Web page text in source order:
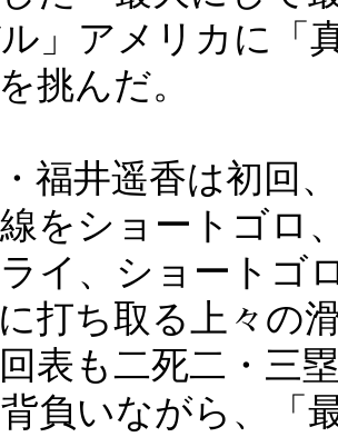
」アメリカに「
挑んだ。
福井遥香は初回
をショートゴロ
イ、ショートゴ
打ち取る上々の
表も二死二・三
負いながら、「